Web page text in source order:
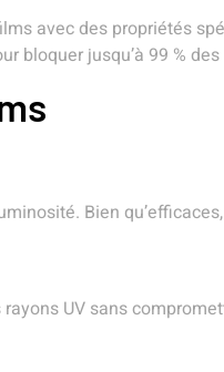
avec des propriétés
bloquer jusqu’à 99 %
Bien
UV sans